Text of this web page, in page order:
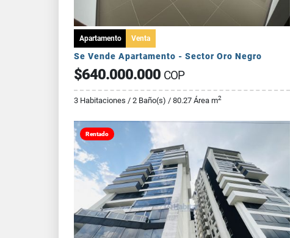
Apartamento Venta
Se Vende Apartamento - Sector Oro Negro
$640.000.000 COP
3 Habitaciones / 2 Baño(s) / 80.27 Área m2
Rentado